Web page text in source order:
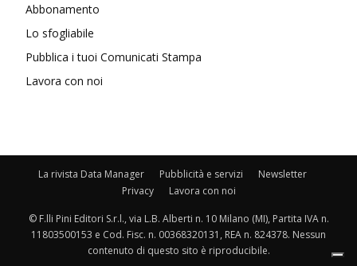
Abbonamento
Lo sfogliabile
Pubblica i tuoi Comunicati Stampa
Lavora con noi
La rivista Data Manager Pubblicità e servizi
Newsletter
Privacy
Lavora con noi
© F.lli Pini Editori S.r.l., via L.B. Alberti n. 10 Milano (MI), Partita IVA n.
11803500153 e Cod. Fisc. n. 00368320131, REA n. 824378. Nessun
contenuto di questo sito è riproducibile.